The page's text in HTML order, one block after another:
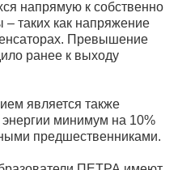
напрямую к собственно
– таких как напряжение
Превышение
ранее к выходу
является также
минимум на 10%
предшественниками.